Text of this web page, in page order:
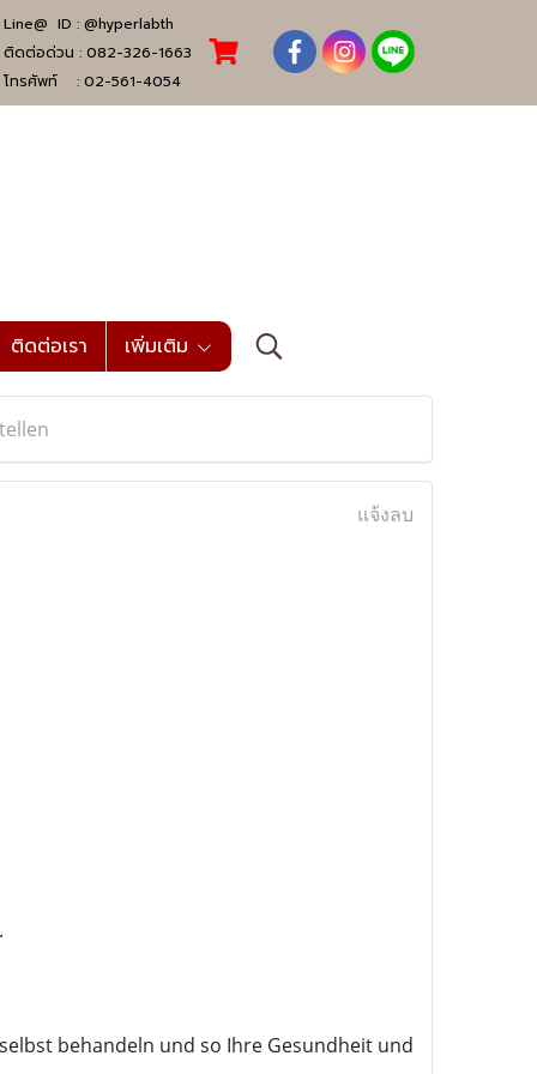
Line@ ID : @hyperlabth
ติดต่อด่วน : 082-326-1663
โทรศัพท์ : 02-561-4054
ติดต่อเรา เพิ่มเติม
แจ้งลบ
behandeln und so Ihre Gesundheit und